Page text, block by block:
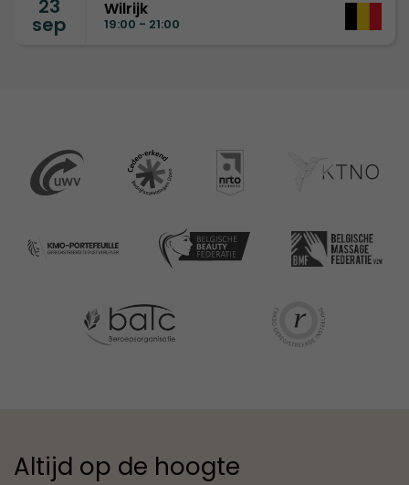
23
sep
Wilrijk
19:00 - 21:00
Altijd op de hoogte